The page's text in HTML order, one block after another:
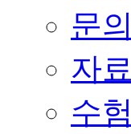
문
자
수